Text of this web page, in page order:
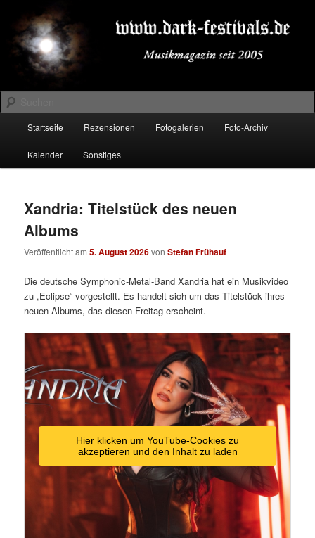
primären
Inhalt
springen
sekundären
Inhalt
springenDARK-FESTIVALS.DE
Suchen
Startseite Rezensionen Fotogalerien Foto-Archiv
Kalender Sonstiges
Xandria: Titelstück des neuen
Albums
Veröffentlicht am5. August 2026vonStefan Frühauf
Die deutsche Symphonic-Metal-Band Xandria hat ein Musikvideo
zu „Eclipse“ vorgestellt. Es handelt sich um das Titelstück ihres
neuen Albums, das diesen Freitag erscheint.
Hier klicken um YouTube-Cookies zu
akzeptieren und den Inhalt zu laden